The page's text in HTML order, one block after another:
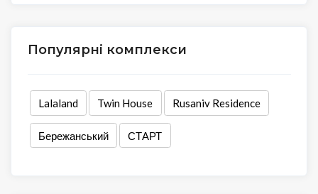
Популярні комплекси
Lalaland Twin House Rusaniv Residence
Бережанський СТАРТ